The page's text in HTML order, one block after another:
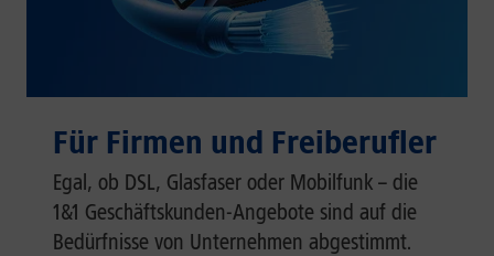
Für Firmen und Freiberufler
Egal, ob DSL, Glasfaser oder Mobilfunk – die
1&1 Geschäftskunden-Angebote sind auf die
Bedürfnisse von Unternehmen abgestimmt.